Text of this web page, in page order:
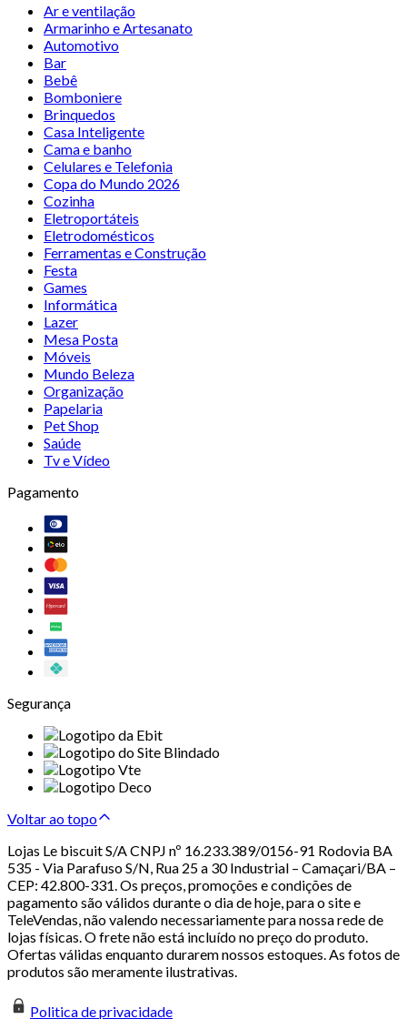
Ar e ventilação
Armarinho e Artesanato
Automotivo
Bar
Bebê
Bomboniere
Brinquedos
Casa Inteligente
Cama e banho
Celulares e Telefonia
Copa do Mundo 2026
Cozinha
Eletroportáteis
Eletrodomésticos
Ferramentas e Construção
Festa
Games
Informática
Lazer
Mesa Posta
Móveis
Mundo Beleza
Organização
Papelaria
Pet Shop
Saúde
Tv e Vídeo
Pagamento
Segurança
Voltar ao topo
Lojas Le biscuit S/A CNPJ nº 16.233.389/0156-91 Rodovia BA
535 - Via Parafuso S/N, Rua 25 a 30 Industrial – Camaçari/BA –
CEP: 42.800-331. Os preços, promoções e condições de
pagamento são válidos durante o dia de hoje, para o site e
TeleVendas, não valendo necessariamente para nossa rede de
lojas físicas. O frete não está incluído no preço do produto.
Ofertas válidas enquanto durarem nossos estoques. As fotos de
produtos são meramente ilustrativas.
Politica de privacidade